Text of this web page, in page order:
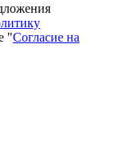
"Согласие на